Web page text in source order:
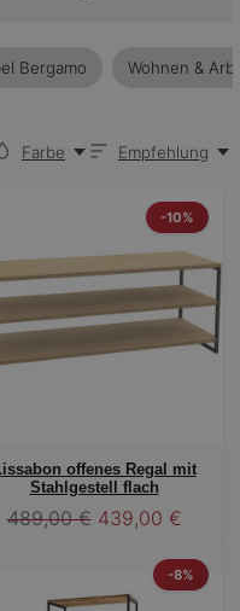
Bergamo Wohnen &
Farbe Empfehlung
-10%
offenes Regal mit
Stahlgestell flach
489,00 € 439,00 €
-8%